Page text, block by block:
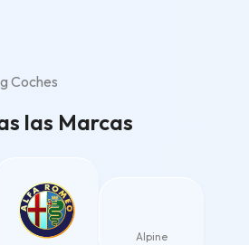
Coches
las Marcas
Alpine